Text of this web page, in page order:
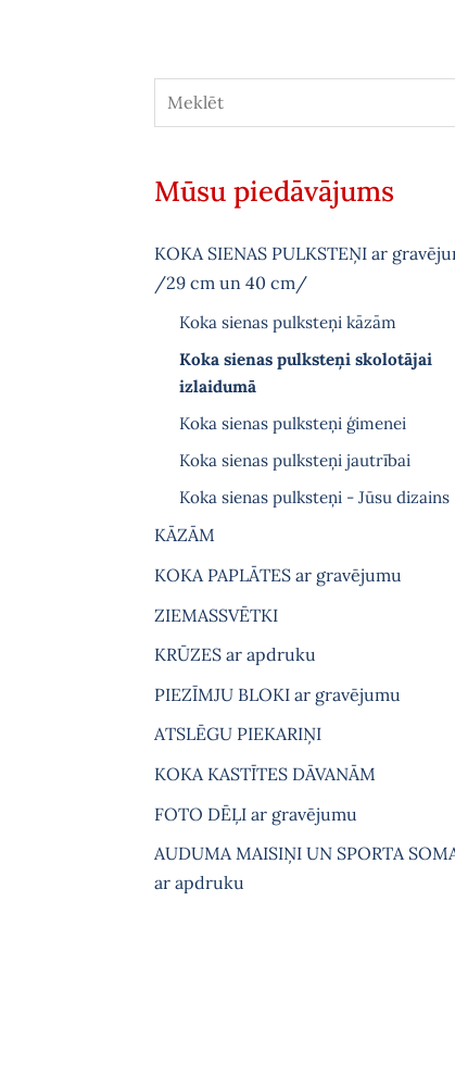
Mūsu piedāvājums
KOKA SIENAS PULKSTEŅI ar
/29 cm un 40 cm/
Koka sienas pulksteņi kāzām
Koka sienas pulksteņi skolotājai
izlaidumā
Koka sienas pulksteņi ģimenei
Koka sienas pulksteņi jautrībai
Koka sienas pulksteņi - Jūsu dizains
KĀZĀM
KOKA PAPLĀTES ar gravējumu
ZIEMASSVĒTKI
KRŪZES ar apdruku
PIEZĪMJU BLOKI ar gravējumu
ATSLĒGU PIEKARIŅI
KOKA KASTĪTES DĀVANĀM
FOTO DĒĻI ar gravējumu
AUDUMA MAISIŅI UN SPORTA
ar apdruku